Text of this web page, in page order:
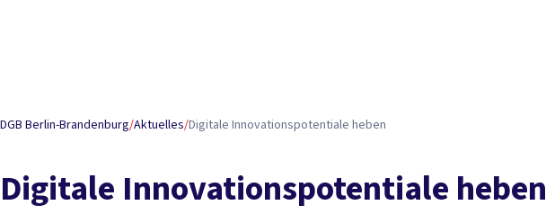
DGB Berlin-Brandenburg/Aktuelles/Digitale Innovationspotentiale heben
Digitale Innovationspotentiale heben